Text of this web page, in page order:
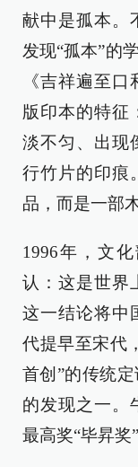
献中是孤本。
发现“孤本”的
《吉祥遍至
版印本的特征
淡不匀、出现
行竹片的印痕
品，而是一部
1996年，文
认：这是世界
这一结论将中
代提早至宋代
首创”的传统
的发现之一。
最高奖“毕昇奖”